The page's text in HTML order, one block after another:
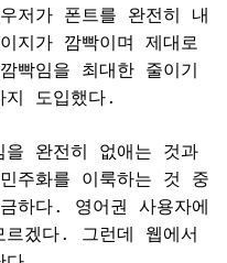
저가 폰트를 완전히 내
지가 깜빡이며 제대로
빡임을 최대한 줄이기
도입했다.
완전히 없애는 것과
주화를 이룩하는 것 중
하다. 영어권 사용자에
겠다. 그런데 웹에서